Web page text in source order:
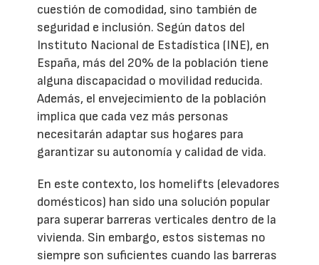
cuestión de comodidad, sino también de
seguridad e inclusión. Según datos del
Instituto Nacional de Estadística (INE), en
España, más del 20% de la población tiene
alguna discapacidad o movilidad reducida.
Además, el envejecimiento de la población
implica que cada vez más personas
necesitarán adaptar sus hogares para
garantizar su autonomía y calidad de vida.
En este contexto, los homelifts (elevadores
domésticos) han sido una solución popular
para superar barreras verticales dentro de la
vivienda. Sin embargo, estos sistemas no
siempre son suficientes cuando las barreras